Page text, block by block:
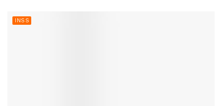
INSS